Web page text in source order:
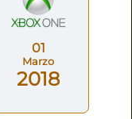
01
Marzo
2018